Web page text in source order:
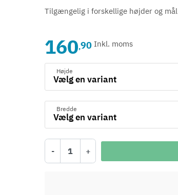
Tilgængelig i forskellige højder og mål
160,90 Inkl. moms
Højde
Bredde
- +